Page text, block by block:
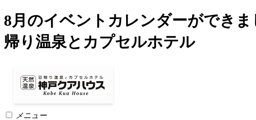
8月のイベントカレンダーができ
帰り温泉とカプセルホテル
メニュー